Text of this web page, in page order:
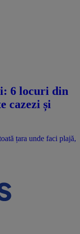
6 locuri din
cazezi și